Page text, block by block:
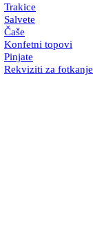
Trakice
Salvete
Čaše
Konfetni topovi
Pinjate
Rekviziti za fotkanje